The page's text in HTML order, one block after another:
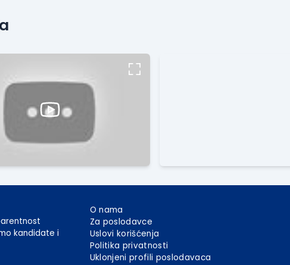
kandidate i
O nama
Za poslodavce
Uslovi korišćenja
Politika privatnosti
Uklonjeni profili poslodavaca